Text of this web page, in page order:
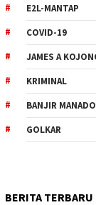
E2L-MANTAP
COVID-19
JAMES A
KRIMINAL
BANJIR MANADO
GOLKAR
BERITA TERBARU